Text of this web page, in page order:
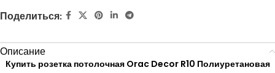
Поделиться:
Описание
Купить розетка потолочная Orac Decor R10 Полиуретановая